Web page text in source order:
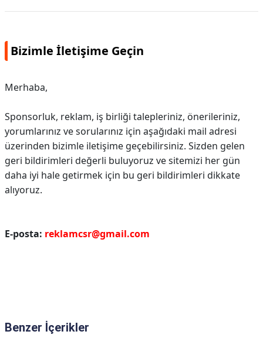
Bizimle İletişime Geçin
Merhaba,
Sponsorluk, reklam, iş birliği talepleriniz, önerileriniz,
yorumlarınız ve sorularınız için aşağıdaki mail adresi
üzerinden bizimle iletişime geçebilirsiniz. Sizden gelen
geri bildirimleri değerli buluyoruz ve sitemizi her gün
daha iyi hale getirmek için bu geri bildirimleri dikkate
alıyoruz.
E-posta: reklamcsr@gmail.com
Benzer İçerikler